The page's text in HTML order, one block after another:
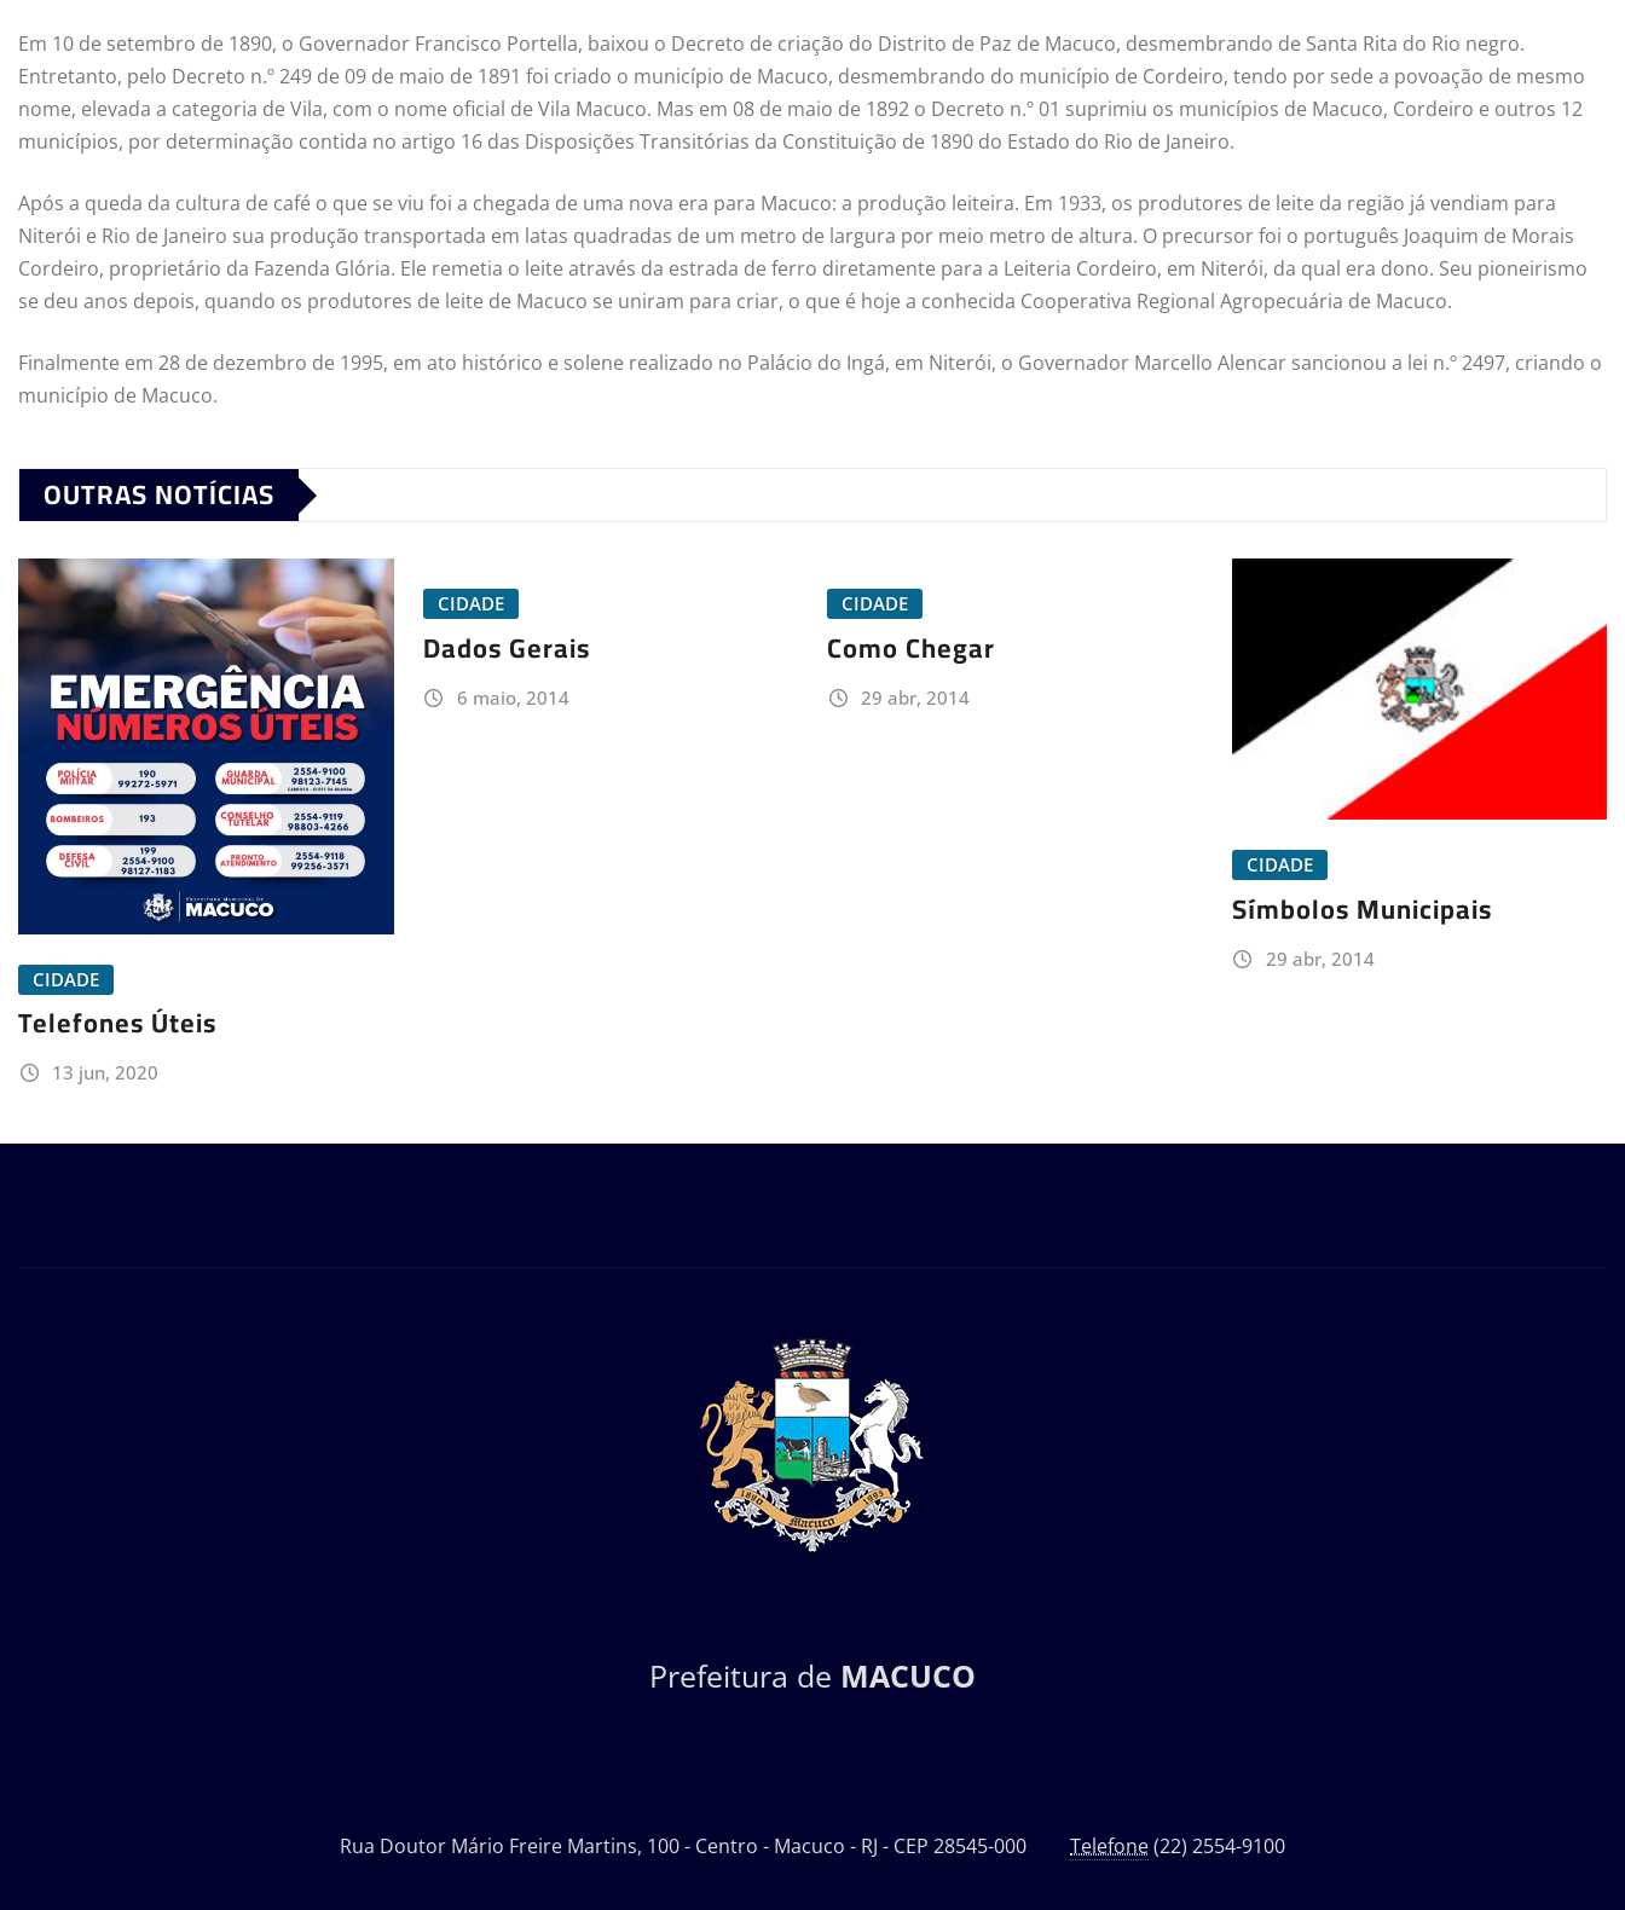
Em 10 de setembro de 1890, o Governador Francisco Portella, baixou o Decreto de criação do Distrito de Paz de Macuco, desmembrando de Santa Rita do Rio negro.
Entretanto, pelo Decreto n.º 249 de 09 de maio de 1891 foi criado o município de Macuco, desmembrando do município de Cordeiro, tendo por sede a povoação de mesmo
nome, elevada a categoria de Vila, com o nome oficial de Vila Macuco. Mas em 08 de maio de 1892 o Decreto n.º 01 suprimiu os municípios de Macuco, Cordeiro e outros 12
municípios, por determinação contida no artigo 16 das Disposições Transitórias da Constituição de 1890 do Estado do Rio de Janeiro.
Após a queda da cultura de café o que se viu foi a chegada de uma nova era para Macuco: a produção leiteira. Em 1933, os produtores de leite da região já vendiam para
Niterói e Rio de Janeiro sua produção transportada em latas quadradas de um metro de largura por meio metro de altura. O precursor foi o português Joaquim de Morais
Cordeiro, proprietário da Fazenda Glória. Ele remetia o leite através da estrada de ferro diretamente para a Leiteria Cordeiro, em Niterói, da qual era dono. Seu pioneirismo
se deu anos depois, quando os produtores de leite de Macuco se uniram para criar, o que é hoje a conhecida Cooperativa Regional Agropecuária de Macuco.
Finalmente em 28 de dezembro de 1995, em ato histórico e solene realizado no Palácio do Ingá, em Niterói, o Governador Marcello Alencar sancionou a lei n.º 2497, criando o
município de Macuco.
OUTRAS NOTÍCIAS
CIDADE
Telefones Úteis
13 jun, 2020
CIDADE
Dados Gerais
6 maio, 2014
CIDADE
Como Chegar
29 abr, 2014
CIDADE
Símbolos Municipais
29 abr, 2014
Prefeitura de MACUCO
Rua Doutor Mário Freire Martins, 100 - Centro - Macuco - RJ - CEP 28545-000 Telefone(22) 2554-9100